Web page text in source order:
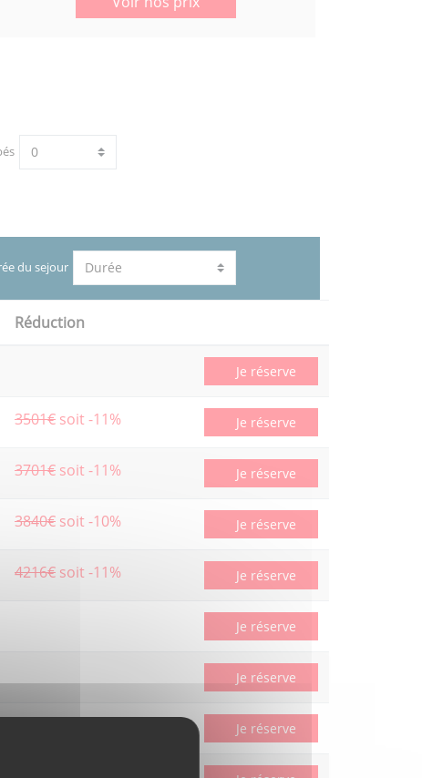
du sejour
Réduction
Je réserve
3501€ soit -11% Je réserve
3701€ soit -11% Je réserve
3840€ soit -10% Je réserve
4216€ soit -11% Je réserve
Je réserve
Je réserve
Je réserve